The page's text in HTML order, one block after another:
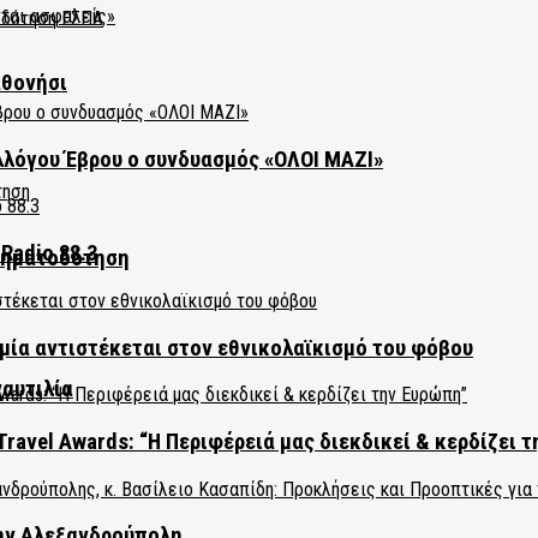
Έβρου ο συνδυασμός «ΟΛΟΙ ΜΑΖΙ»
88.3
αντιστέκεται στον εθνικολαϊκισμό του φόβου
Awards: “Η Περιφέρειά μας διεκδικεί & κερδίζει